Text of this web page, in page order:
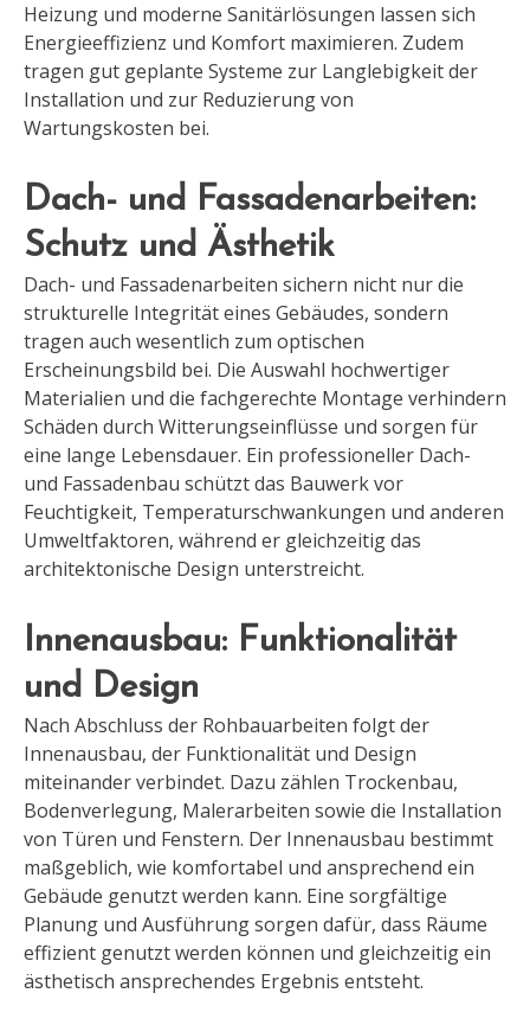
Heizung und moderne Sanitärlösungen lassen sich
Energieeffizienz und Komfort maximieren. Zudem
tragen gut geplante Systeme zur Langlebigkeit der
Installation und zur Reduzierung von
Wartungskosten bei.
Dach- und Fassadenarbeiten:
Schutz und Ästhetik
Dach- und Fassadenarbeiten sichern nicht nur die
strukturelle Integrität eines Gebäudes, sondern
tragen auch wesentlich zum optischen
Erscheinungsbild bei. Die Auswahl hochwertiger
Materialien und die fachgerechte Montage verhindern
Schäden durch Witterungseinflüsse und sorgen für
eine lange Lebensdauer. Ein professioneller Dach-
und Fassadenbau schützt das Bauwerk vor
Feuchtigkeit, Temperaturschwankungen und anderen
Umweltfaktoren, während er gleichzeitig das
architektonische Design unterstreicht.
Innenausbau: Funktionalität
und Design
Nach Abschluss der Rohbauarbeiten folgt der
Innenausbau, der Funktionalität und Design
miteinander verbindet. Dazu zählen Trockenbau,
Bodenverlegung, Malerarbeiten sowie die Installation
von Türen und Fenstern. Der Innenausbau bestimmt
maßgeblich, wie komfortabel und ansprechend ein
Gebäude genutzt werden kann. Eine sorgfältige
Planung und Ausführung sorgen dafür, dass Räume
effizient genutzt werden können und gleichzeitig ein
ästhetisch ansprechendes Ergebnis entsteht.